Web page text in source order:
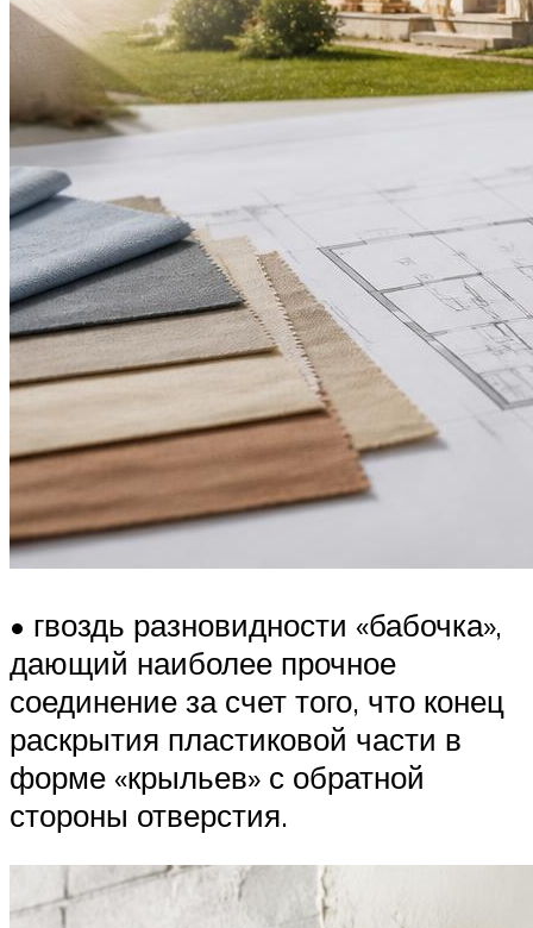
• гвоздь разновидности «бабочка»,
дающий наиболее прочное
соединение за счет того, что конец
раскрытия пластиковой части в
форме «крыльев» с обратной
стороны отверстия.